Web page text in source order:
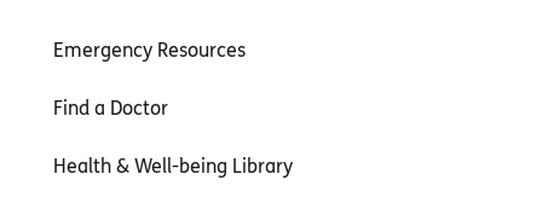
Emergency Resources
Find a Doctor
Health & Well-being Library